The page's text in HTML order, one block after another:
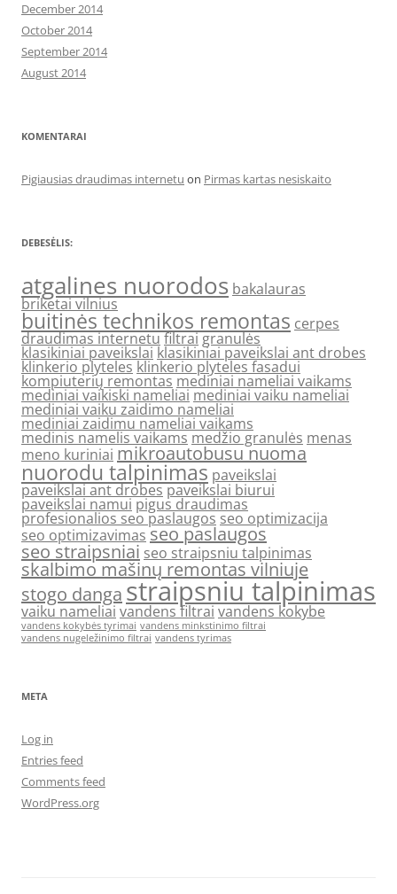
December 2014
October 2014
September 2014
August 2014
KOMENTARAI
Pigiausias draudimas internetu on Pirmas kartas nesiskaito
DEBESĖLIS:
atgalines nuorodos bakalauras
briketai vilnius
buitinės technikos remontas cerpes
draudimas internetufiltraigranulės
klasikiniai paveikslai klasikiniai paveikslai ant drobes
klinkerio plyteles klinkerio plyteles fasadui
kompiuterių remontas mediniai nameliai vaikams
mediniai vaikiski nameliai mediniai vaiku nameliai
mediniai vaiku zaidimo nameliai
mediniai zaidimu nameliai vaikams
medinis namelis vaikams medžio granulės menas
meno kuriniai mikroautobusu nuoma
nuorodu talpinimas paveikslai
paveikslai ant drobespaveikslai biurui
paveikslai namui pigus draudimas
profesionalios seo paslaugos seo optimizacija
seo optimizavimas seo paslaugos
seo straipsniai seo straipsniu talpinimas
skalbimo mašinų remontas vilniuje
stogo danga straipsniu talpinimas
vaiku nameliai vandens filtrai vandens kokybe
vandens kokybės tyrimai vandens minkstinimo filtrai
vandens nugeležinimo filtrai vandens tyrimas
META
Log in
Entries feed
Comments feed
WordPress.org